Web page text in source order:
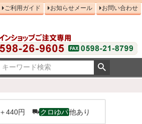
ご利用ガイド お知らせメール お問い合わせ
＋440円 クロゆパ他あり